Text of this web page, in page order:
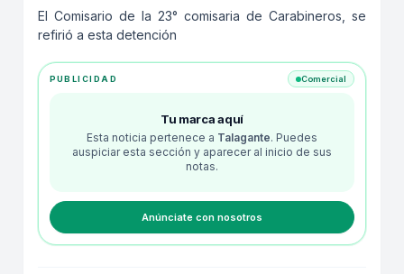
El Comisario de la 23° comisaria de Carabineros, se
refirió a esta detención
PUBLICIDAD Comercial
Tu marca aquí
Esta noticia pertenece a Talagante. Puedes
auspiciar esta sección y aparecer al inicio de sus
notas.
Anúnciate con nosotros